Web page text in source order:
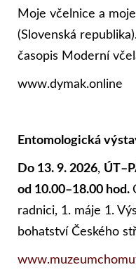
Moje včelnice a
(Slovenská
časopis Moderní
www.dymak.online
Entomologická
Do 13. 9. 2026,
od 10.00–18.00 hod.
radnici, 1. máje 1.
bohatství Českého